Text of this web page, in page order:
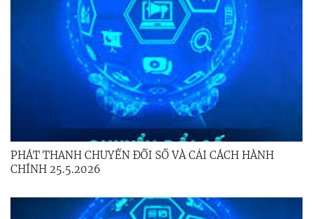
PHÁT THANH CHUYỂN ĐỔI SỐ VÀ CẢI CÁCH HÀNH
CHÍNH 25.5.2026